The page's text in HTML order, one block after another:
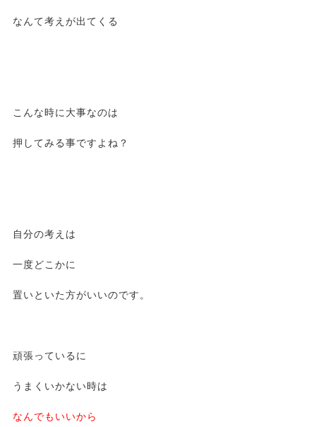
なんて考えが出てくる
こんな時に大事なのは
押してみる事ですよね？
自分の考えは
一度どこかに
置いといた方がいいのです。
頑張っているに
うまくいかない時は
なんでもいいから